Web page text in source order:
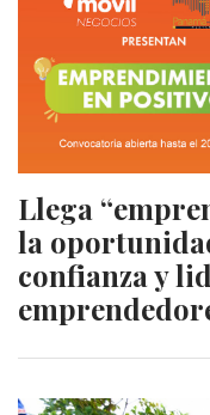
Llega
la
confianza y